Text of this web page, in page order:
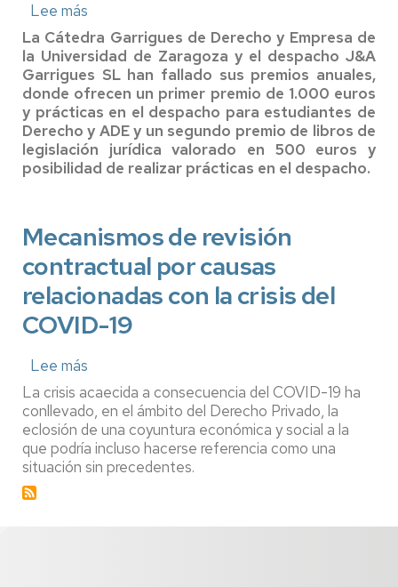
Lee más
La
Cátedra
Garrigues
de
Derecho
y
Empresa
de
la
Universidad
y
el
despacho
J&A
Garrigues
SL
han
premios
anuales
La Cátedra Garrigues de Derecho y Empresa de
la Universidad de Zaragoza y el despacho J&A
Garrigues SL han fallado sus premios anuales,
donde ofrecen un primer premio de 1.000 euros
y prácticas en el despacho para estudiantes de
Derecho y ADE y un segundo premio de libros de
legislación jurídica valorado en 500 euros y
posibilidad de realizar prácticas en el despacho.
Mecanismos de revisión
contractual por causas
relacionadas con la crisis del
COVID-19
Lee más
Mecanismos
de
revisión
contractual
por
causas
La crisis acaecida a consecuencia del COVID-19 ha
conllevado, en el ámbito del Derecho Privado, la
eclosión de una coyuntura económica y social a la
que podría incluso hacerse referencia como una
situación sin precedentes.